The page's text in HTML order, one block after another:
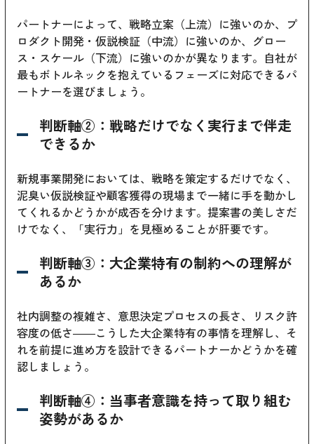
パートナーによって、戦略立案（上流）に強いのか、プ
ロダクト開発・仮説検証（中流）に強いのか、グロー
ス・スケール（下流）に強いのかが異なります。自社が
最もボトルネックを抱えているフェーズに対応できるパ
ートナーを選びましょう。
判断軸②：戦略だけでなく実行まで伴走
できるか
新規事業開発においては、戦略を策定するだけでなく、
泥臭い仮説検証や顧客獲得の現場まで一緒に手を動かし
てくれるかどうかが成否を分けます。提案書の美しさだ
けでなく、「実行力」を見極めることが肝要です。
判断軸③：大企業特有の制約への理解が
あるか
社内調整の複雑さ、意思決定プロセスの長さ、リスク許
容度の低さ――こうした大企業特有の事情を理解し、そ
れを前提に進め方を設計できるパートナーかどうかを確
認しましょう。
判断軸④：当事者意識を持って取り組む
姿勢があるか